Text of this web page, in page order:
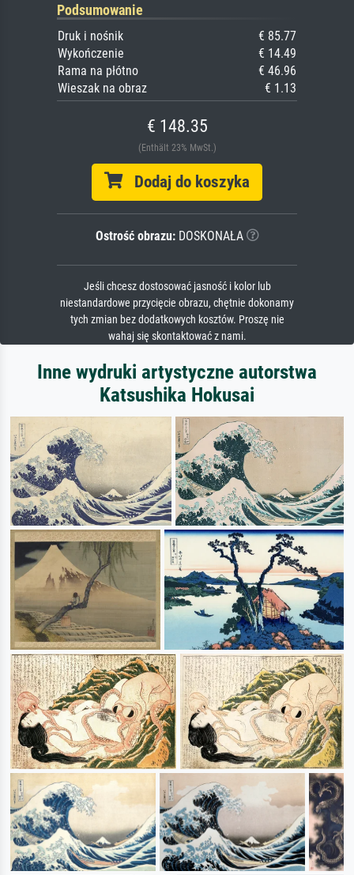
Podsumowanie
Druk i nośnik
€ 85.77
Wykończenie
€ 14.49
Rama na płótno
€ 46.96
Wieszak na obraz
€ 1.13
€ 148.35
(Enthält 23% MwSt.)
Dodaj do koszyka
Ostrość obrazu:DOSKONAŁA
Jeśli chcesz dostosować jasność i kolor lub
niestandardowe przycięcie obrazu, chętnie dokonamy
tych zmian bez dodatkowych kosztów. Proszę nie
wahaj się skontaktować z nami.
Inne wydruki artystyczne autorstwa
Katsushika Hokusai